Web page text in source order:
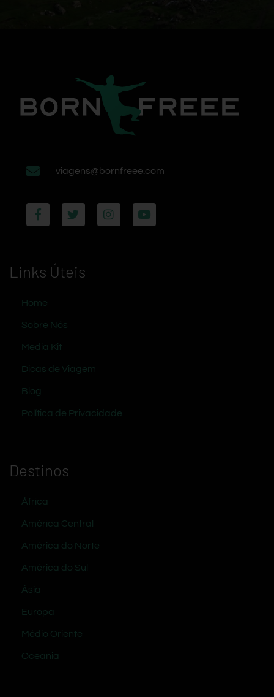
viagens@bornfreee.com
Links Úteis
Home
Sobre Nós
Media Kit
Dicas de Viagem
Blog
Política de Privacidade
Destinos
África
América Central
América do Norte
América do Sul
Ásia
Europa
Médio Oriente
Oceania